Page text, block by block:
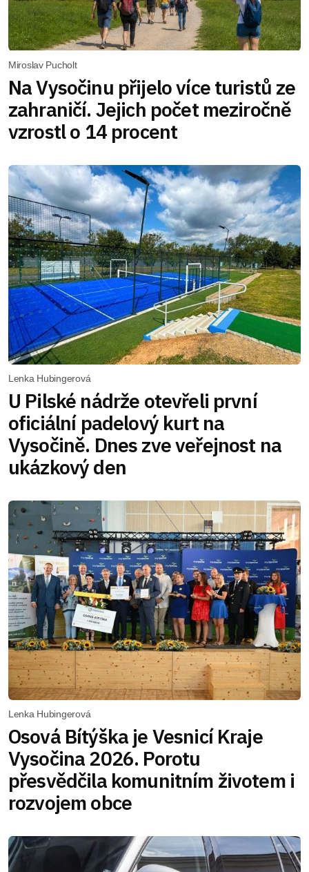
Miroslav Pucholt
Na Vysočinu přijelo více turistů ze
zahraničí. Jejich počet meziročně
vzrostl o 14 procent
Lenka Hubingerová
U Pilské nádrže otevřeli první
oficiální padelový kurt na
Vysočině. Dnes zve veřejnost na
ukázkový den
Lenka Hubingerová
Osová Bítýška je Vesnicí Kraje
Vysočina 2026. Porotu
přesvědčila komunitním životem i
rozvojem obce